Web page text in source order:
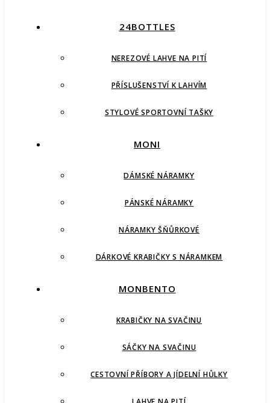
24BOTTLES
NEREZOVÉ LAHVE NA PITÍ
PŘÍSLUŠENSTVÍ K LAHVÍM
STYLOVÉ SPORTOVNÍ TAŠKY
MONI
DÁMSKÉ NÁRAMKY
PÁNSKÉ NÁRAMKY
NÁRAMKY ŠŇŮRKOVÉ
DÁRKOVÉ KRABIČKY S NÁRAMKEM
MONBENTO
KRABIČKY NA SVAČINU
SÁČKY NA SVAČINU
CESTOVNÍ PŘÍBORY A JÍDELNÍ HŮLKY